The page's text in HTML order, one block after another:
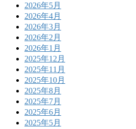
2026年5月
2026年4月
2026年3月
2026年2月
2026年1月
2025年12月
2025年11月
2025年10月
2025年8月
2025年7月
2025年6月
2025年5月